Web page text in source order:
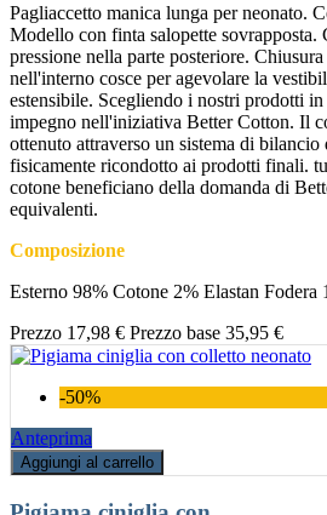
Pagliaccetto manica lunga per neonato.
Modello con finta salopette sovrapposta.
pressione nella parte posteriore.
nell'interno cosce per agevolare la
estensibile. Scegliendo i nostri prodotti
impegno nell'iniziativa Better Cotton. Il
ottenuto attraverso un sistema di bilancio
fisicamente ricondotto ai prodotti finali.
cotone beneficiano della domanda di
equivalenti.
Composizione
Esterno 98% Cotone 2% Elastan Fodera
Prezzo 17,98 € Prezzo base 35,95 €
-50%
Anteprima
Aggiungi al carrello